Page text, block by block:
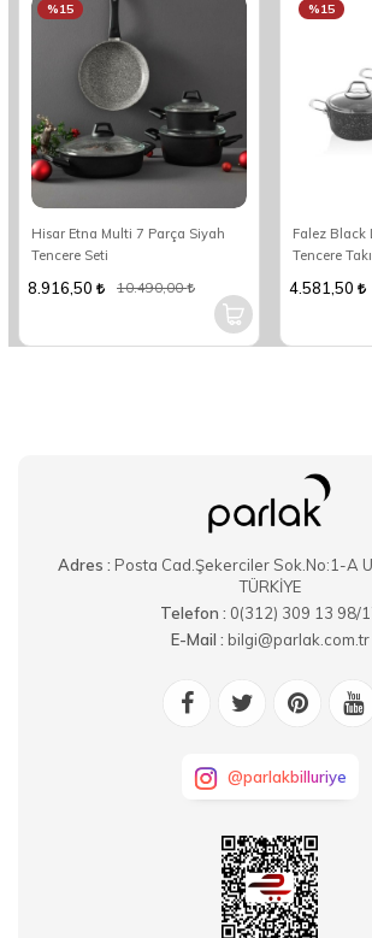
Hisar Etna Multi 7 Parça Siyah
Tencere Seti
%15
8.916,50 10.490,00
Falez Black
Tencere
%15
4.581,50
Adres : Posta Cad.Şekerciler Sok.No:1-A
TÜRKİYE
Telefon : 0(312) 309 13 98/
E-Mail : bilgi@parlak.com.tr
@parlakbilluriye